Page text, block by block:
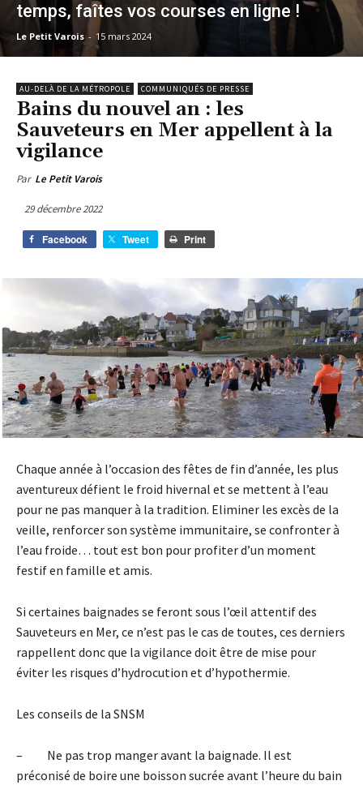
temps, faîtes vos courses en ligne !
Le Petit Varois - 15 mars 2024
AU-DELÀ DE LA MÉTROPOLE COMMUNIQUÉS DE PRESSE
Bains du nouvel an : les
Sauveteurs en Mer appellent à la
vigilance
Par Le Petit Varois
29 décembre 2022
Facebook Tweet Print
Chaque année à l’occasion des fêtes de fin d’année, les plus
aventureux défient le froid hivernal et se mettent à l’eau
pour ne pas manquer à la tradition. Eliminer les excès de la
veille, renforcer son système immunitaire, se confronter à
l’eau froide… tout est bon pour profiter d’un moment
festif en famille et amis.
Si certaines baignades se feront sous l’œil attentif des
Sauveteurs en Mer, ce n’est pas le cas de toutes, ces derniers
rappellent donc que la vigilance doit être de mise pour
éviter les risques d’hydrocution et d’hypothermie.
Les conseils de la SNSM
– Ne pas trop manger avant la baignade. Il est
préconisé de boire une boisson sucrée avant l’heure du bain